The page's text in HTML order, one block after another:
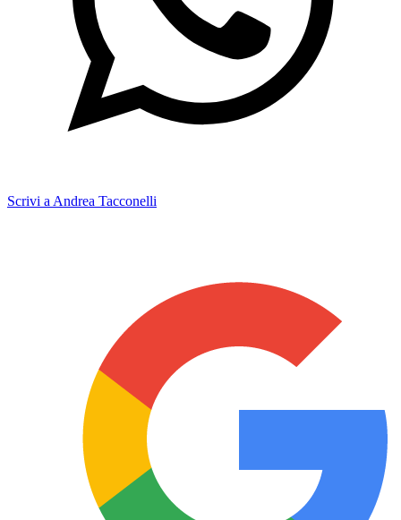
Scrivi a Andrea Tacconelli